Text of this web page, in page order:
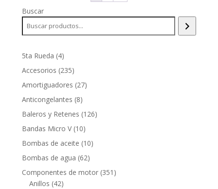
Buscar
5ta Rueda 44
productos
Accesorios 235235
productos
Amortiguadores 2727
Anticongelantes 88
productos
Baleros y Retenes 126126
Bandas Micro V 1010
productos
Bombas de aceite 1010
Bombas de agua 6262
productos
Componentes de motor 351 351
Anillos 4242